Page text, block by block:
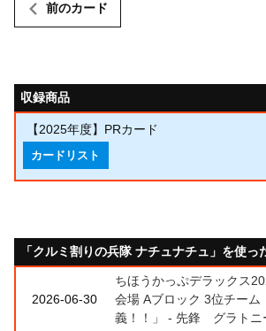
前のカード
収録商品
【2025年度】PRカード
カードリスト
「クルミ割りの兵隊 ナチュナチュ」を使っ
2026-06-30
ちほうかっぷデラックス
会場 Aブロック 3位チーム
義！！」 - 先鋒 グラトニ